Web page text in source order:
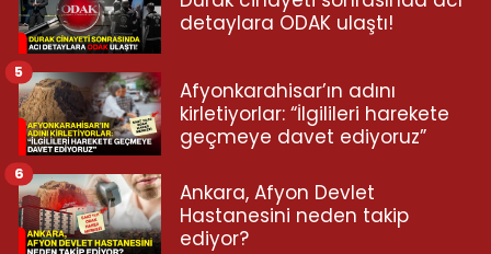
detaylara ODAK ulaştı!
Afyonkarahisar’ın adını
kirletiyorlar: “İlgilileri harekete
geçmeye davet ediyoruz”
5
Ankara, Afyon Devlet
Hastanesini neden takip
ediyor?
6